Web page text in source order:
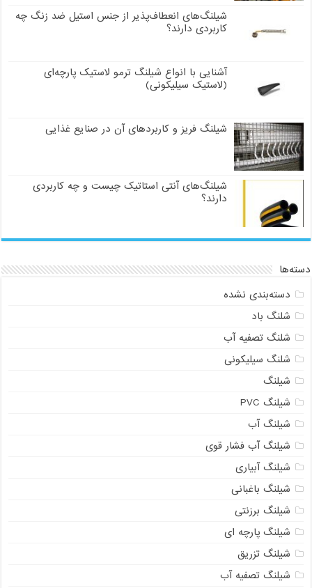
شیلنگ‌های انعطاف‌پذیر از جنس استیل ضد زنگ چه
کاربردی دارند؟
آشنایی با انواع شیلنگ ترمو لاستیک پارچه‌ای
(لاستیک سیلیکونی)
شیلنگ فریز و کاربردهای آن در صنایع غذایی
شیلنگ‌های آنتی استاتیک چیست و چه کاربردی
دارند؟
دسته‌ها
دسته‌بندی نشده
شلنگ باد
شلنگ تصفیه آب
شلنگ سیلیکونی
شیلنگ
شیلنگ PVC
شیلنگ آب
شیلنگ آب فشار قوی
شیلنگ آبیاری
شیلنگ باغبانی
شیلنگ برزنتی
شیلنگ پارچه ای
شیلنگ تزریق
شیلنگ تصفیه آب